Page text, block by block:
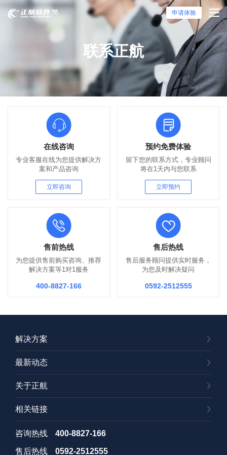
申请体验
联系正航
在线咨询
专业客服在线为您提供解决方
案和产品咨询
立即咨询
预约免费体验
留下您的联系方式，专业顾问
将在1天内与您联系
立即预约
售前热线
为您提供售前购买咨询、推荐
解决方案等1对1服务
400-8827-166
售后热线
售后服务顾问提供实时服务，
为您及时解决疑问
0592-2512555
解决方案
最新动态
关于正航
相关链接
咨询热线 400-8827-166
售后热线 0592-2512555